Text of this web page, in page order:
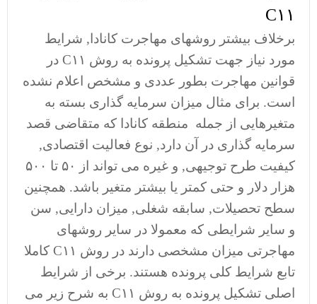
C۱۱
برخلاف بیشتر روشهای مهاجرت کانادا, شرایط
مورد نیاز جهت تشکیل پرونده به روش C۱۱ در
قوانین مهاجرت بطور عددی و مشخص اعلام نشده
است. برای مثال میزان سرمایه گذاری بسته به
متغیرهایی از جمله منطقه کانادا که متقاضی قصد
سرمایه گذاری در آن دارد, نوع فعالیت اقتصادی,
کیفیت طرح توجیهی, و غیره می تواند از ۵۰ تا ۵۰۰
هزار دلار و حتی کمتر یا بیشتر متغیر باشد. همچنین
سطح تحصیلات, سابقه شغلی, میزان دارایی, سن
و سایر شرایطی که معمولا در سایر روشهای
مهاجرتی میزان مشخصی دارند در روش C۱۱ کاملا
تابع شرایط کلی پرونده هستند. برخی از شرایط
اصلی تشکیل پرونده به روش C۱۱ به شرح زیر می